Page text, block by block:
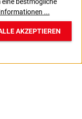
...
AKZEPTIEREN
B